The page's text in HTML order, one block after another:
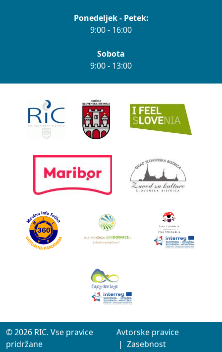
Ponedeljek - Petek:
9:00 - 16:00
Sobota
9:00 - 13:00
© 2026 RIC. Vse pravice
pridržane
Avtorske pravice
| Zasebnost